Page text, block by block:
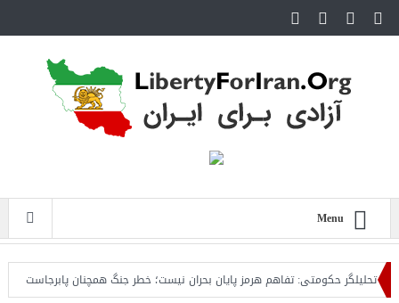
Menu
حکومتی: تفاهم هرمز پایان بحران نیست؛ خطر جنگ همچنان پابرجاست